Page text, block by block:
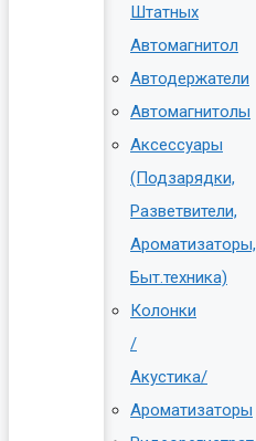
Штатных
Автомагнитол
Автодержатели
Автомагнитолы
Аксессуары
(Подзарядки,
Разветвители,
Ароматизаторы,
Быт.техника)
Колонки
/
Акустика/
Ароматизаторы